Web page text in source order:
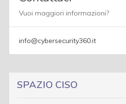
Vuoi maggiori informazioni?
info@cybersecurity360.it
SPAZIO CISO